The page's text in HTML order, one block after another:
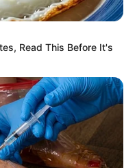
gratis? Esto
Read This Before It's